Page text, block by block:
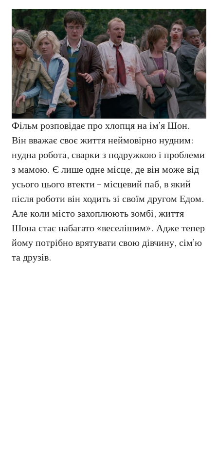
Фільм розповідає про хлопця на ім’я Шон.
Він вважає своє життя неймовірно нудним:
нудна робота, сварки з подружкою і проблеми
з мамою. Є лише одне місце, де він може від
усього цього втекти – місцевий паб, в який
після роботи він ходить зі своїм другом Едом.
Але коли місто захоплюють зомбі, життя
Шона стає набагато «веселішим». Адже тепер
йому потрібно врятувати свою дівчину, сім’ю
та друзів.